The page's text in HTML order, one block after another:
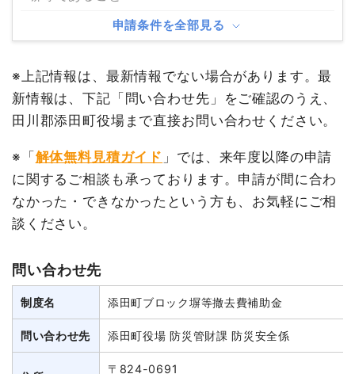
申請条件を全部見る
※上記情報は、最新情報でない場合があります。最
新情報は、下記「問い合わせ先」をご確認のうえ、
田川郡添田町役場まで直接お問い合わせください。
※「解体無料見積ガイド 」では、来年度以降の申請
に関するご相談も承っております。申請が間に合わ
なかった・できなかったという方も、お気軽にご相
談ください。
問い合わせ先
制度名 添田町ブロック塀等撤去費補助金
問い合わせ先 添田町役場 防災管財課 防災安全係
〒824-0691